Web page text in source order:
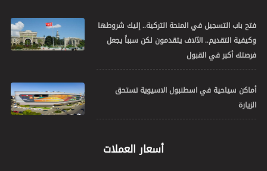
فتح باب التسجيل في المنحة التركية.. إليك شروطها
وكيفية التقديم.. الآلاف يتقدمون لكن سبباً يجعل
فرصتك أكبر في القبول
أماكن سياحية في اسطنبول الاسيوية تستحق
الزيارة
أسعار العملات